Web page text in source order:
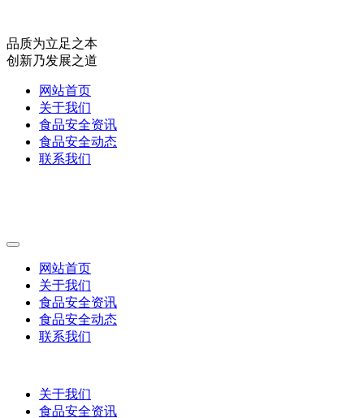
品质为立足之本
创新乃发展之道
网站首页
关于我们
食品安全资讯
食品安全动态
联系我们
网站首页
关于我们
食品安全资讯
食品安全动态
联系我们
关于我们
食品安全资讯